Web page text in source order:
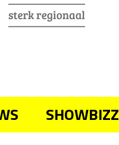
SHOWBIZZ